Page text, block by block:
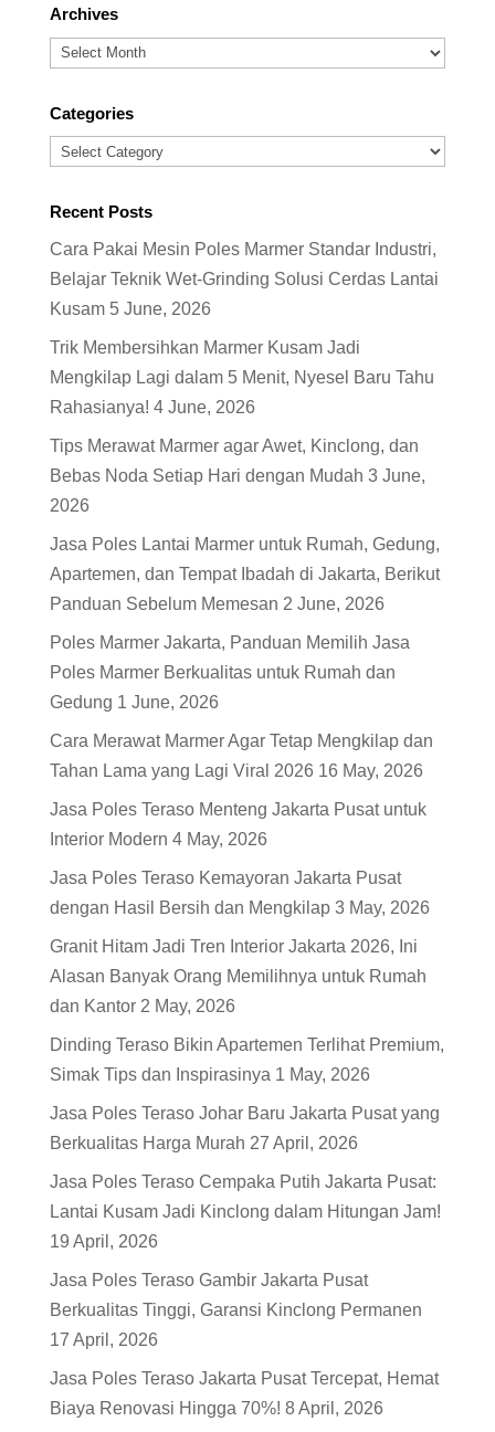
Archives
Archives
Categories
Categories
Recent Posts
Cara Pakai Mesin Poles Marmer Standar Industri,
Belajar Teknik Wet-Grinding Solusi Cerdas Lantai
Kusam 5 June, 2026
Trik Membersihkan Marmer Kusam Jadi
Mengkilap Lagi dalam 5 Menit, Nyesel Baru Tahu
Rahasianya! 4 June, 2026
Tips Merawat Marmer agar Awet, Kinclong, dan
Bebas Noda Setiap Hari dengan Mudah 3 June,
2026
Jasa Poles Lantai Marmer untuk Rumah, Gedung,
Apartemen, dan Tempat Ibadah di Jakarta, Berikut
Panduan Sebelum Memesan 2 June, 2026
Poles Marmer Jakarta, Panduan Memilih Jasa
Poles Marmer Berkualitas untuk Rumah dan
Gedung 1 June, 2026
Cara Merawat Marmer Agar Tetap Mengkilap dan
Tahan Lama yang Lagi Viral 2026 16 May, 2026
Jasa Poles Teraso Menteng Jakarta Pusat untuk
Interior Modern 4 May, 2026
Jasa Poles Teraso Kemayoran Jakarta Pusat
dengan Hasil Bersih dan Mengkilap 3 May, 2026
Granit Hitam Jadi Tren Interior Jakarta 2026, Ini
Alasan Banyak Orang Memilihnya untuk Rumah
dan Kantor 2 May, 2026
Dinding Teraso Bikin Apartemen Terlihat Premium,
Simak Tips dan Inspirasinya 1 May, 2026
Jasa Poles Teraso Johar Baru Jakarta Pusat yang
Berkualitas Harga Murah 27 April, 2026
Jasa Poles Teraso Cempaka Putih Jakarta Pusat:
Lantai Kusam Jadi Kinclong dalam Hitungan Jam!
19 April, 2026
Jasa Poles Teraso Gambir Jakarta Pusat
Berkualitas Tinggi, Garansi Kinclong Permanen
17 April, 2026
Jasa Poles Teraso Jakarta Pusat Tercepat, Hemat
Biaya Renovasi Hingga 70%! 8 April, 2026